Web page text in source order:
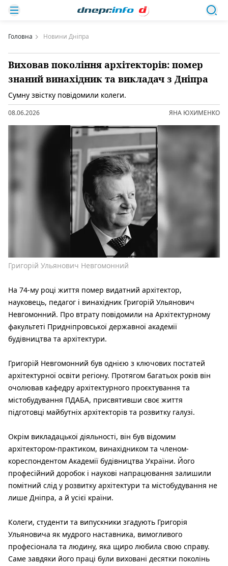
Головна Новини Дніпра
Виховав покоління архітекторів: помер
знаний винахідник та викладач з Дніпра
Сумну звістку повідомили колеги.
08.06.2026 ЯНА ЮХИМЕНКО
Григорій Ульянович Невгомонний
На 74-му році життя помер видатний архітектор,
науковець, педагог і винахідник Григорій Ульянович
Невгомонний. Про втрату повідомили на Архітектурному
факультеті Придніпровської державної академії
будівництва та архітектури.
Григорій Невгомонний був однією з ключових постатей
архітектурної освіти регіону. Протягом багатьох років він
очолював кафедру архітектурного проєктування та
містобудування ПДАБА, присвятивши своє життя
підготовці майбутніх архітекторів та розвитку галузі.
Окрім викладацької діяльності, він був відомим
архітектором-практиком, винахідником та членом-
кореспондентом Академії будівництва України. Його
професійний доробок і наукові напрацювання залишили
помітний слід у розвитку архітектури та містобудування не
лише Дніпра, а й усієї країни.
Колеги, студенти та випускники згадують Григорія
Ульяновича як мудрого наставника, вимогливого
професіонала та людину, яка щиро любила свою справу.
Саме завдяки його праці були виховані десятки поколінь